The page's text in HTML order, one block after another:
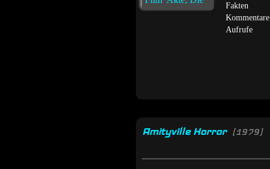
Fakten
Kommentare
Aufrufe
Amityville Horror [1979]